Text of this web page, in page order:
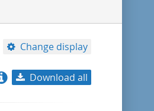
Change display
Download all